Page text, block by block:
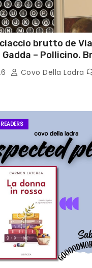
brutto de
Gadda – Pollicino.
Covo Della Ladra